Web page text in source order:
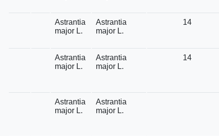
Astrantia
major L.
Astrantia
major L.
14
Astrantia
major L.
Astrantia
major L.
14
Astrantia
major L.
Astrantia
major L.